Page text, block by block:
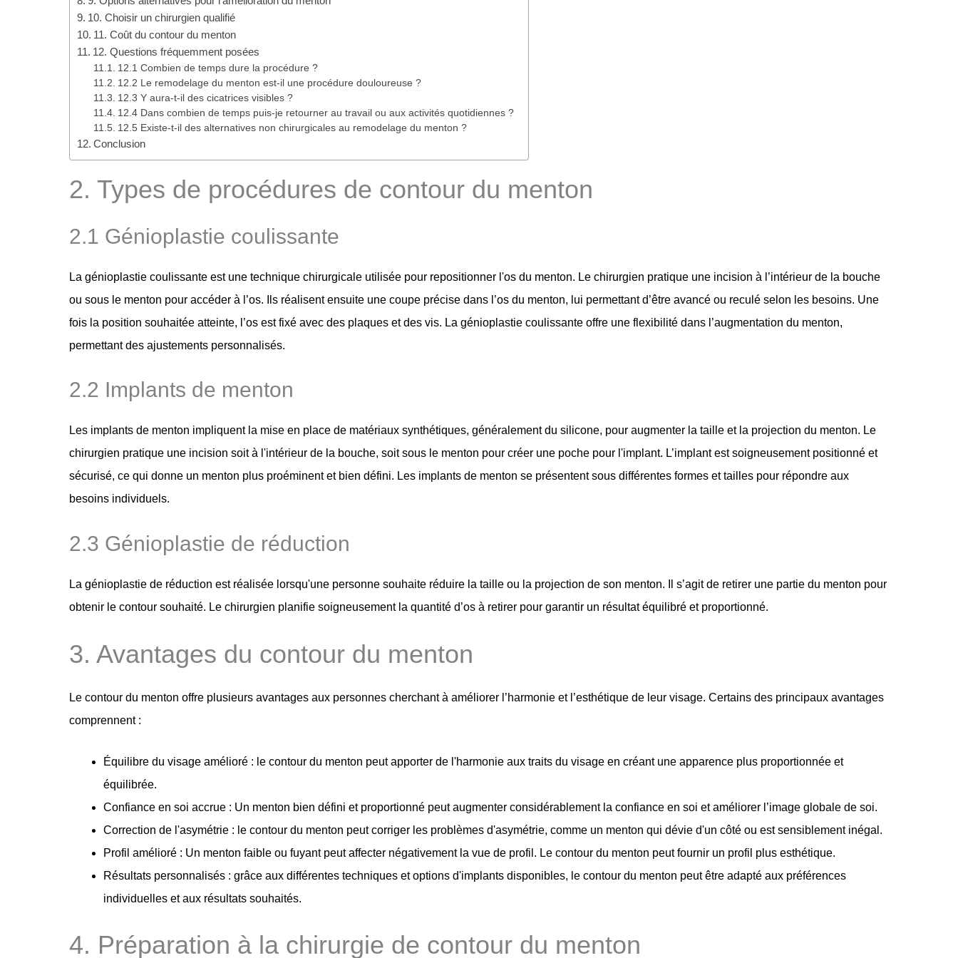
10. Choisir un chirurgien qualifié
11. Coût du contour du menton
12. Questions fréquemment posées
12.1 Combien de temps dure la procédure ?
12.2 Le remodelage du menton est-il une procédure douloureuse ?
12.3 Y aura-t-il des cicatrices visibles ?
12.4 Dans combien de temps puis-je retourner au travail ou aux activités quotidiennes ?
12.5 Existe-t-il des alternatives non chirurgicales au remodelage du menton ?
Conclusion
2. Types de procédures de contour du menton
2.1 Génioplastie coulissante
La génioplastie coulissante est une technique chirurgicale utilisée pour repositionner l'os du menton. Le chirurgien pratique une incision à l’intérieur de la bouche
ou sous le menton pour accéder à l’os. Ils réalisent ensuite une coupe précise dans l’os du menton, lui permettant d’être avancé ou reculé selon les besoins. Une
fois la position souhaitée atteinte, l’os est fixé avec des plaques et des vis. La génioplastie coulissante offre une flexibilité dans l’augmentation du menton,
permettant des ajustements personnalisés.
2.2 Implants de menton
Les implants de menton impliquent la mise en place de matériaux synthétiques, généralement du silicone, pour augmenter la taille et la projection du menton. Le
chirurgien pratique une incision soit à l'intérieur de la bouche, soit sous le menton pour créer une poche pour l'implant. L’implant est soigneusement positionné et
sécurisé, ce qui donne un menton plus proéminent et bien défini. Les implants de menton se présentent sous différentes formes et tailles pour répondre aux
besoins individuels.
2.3 Génioplastie de réduction
La génioplastie de réduction est réalisée lorsqu'une personne souhaite réduire la taille ou la projection de son menton. Il s’agit de retirer une partie du menton pour
obtenir le contour souhaité. Le chirurgien planifie soigneusement la quantité d’os à retirer pour garantir un résultat équilibré et proportionné.
3. Avantages du contour du menton
Le contour du menton offre plusieurs avantages aux personnes cherchant à améliorer l’harmonie et l’esthétique de leur visage. Certains des principaux avantages
comprennent :
Équilibre du visage amélioré : le contour du menton peut apporter de l'harmonie aux traits du visage en créant une apparence plus proportionnée et
équilibrée.
Confiance en soi accrue : Un menton bien défini et proportionné peut augmenter considérablement la confiance en soi et améliorer l’image globale de soi.
Correction de l'asymétrie : le contour du menton peut corriger les problèmes d'asymétrie, comme un menton qui dévie d'un côté ou est sensiblement inégal.
Profil amélioré : Un menton faible ou fuyant peut affecter négativement la vue de profil. Le contour du menton peut fournir un profil plus esthétique.
Résultats personnalisés : grâce aux différentes techniques et options d'implants disponibles, le contour du menton peut être adapté aux préférences
individuelles et aux résultats souhaités.
4. Préparation à la chirurgie de contour du menton